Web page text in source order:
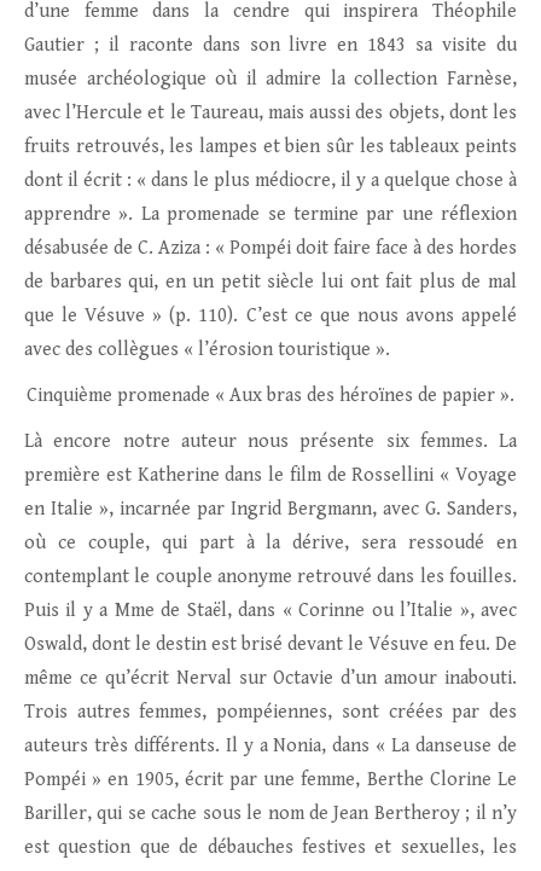
d’une femme dans la cendre qui inspirera Théophile
Gautier ; il raconte dans son livre en 1843 sa visite du
musée archéologique où il admire la collection Farnèse,
avec l’Hercule et le Taureau, mais aussi des objets, dont les
fruits retrouvés, les lampes et bien sûr les tableaux peints
dont il écrit : « dans le plus médiocre, il y a quelque chose à
apprendre ». La promenade se termine par une réflexion
désabusée de C. Aziza : « Pompéi doit faire face à des hordes
de barbares qui, en un petit siècle lui ont fait plus de mal
que le Vésuve » (p. 110). C’est ce que nous avons appelé
avec des collègues « l’érosion touristique ».
Cinquième promenade « Aux bras des héroïnes de papier ».
Là encore notre auteur nous présente six femmes. La
première est Katherine dans le film de Rossellini « Voyage
en Italie », incarnée par Ingrid Bergmann, avec G. Sanders,
où ce couple, qui part à la dérive, sera ressoudé en
contemplant le couple anonyme retrouvé dans les fouilles.
Puis il y a Mme de Staël, dans « Corinne ou l’Italie », avec
Oswald, dont le destin est brisé devant le Vésuve en feu. De
même ce qu’écrit Nerval sur Octavie d’un amour inabouti.
Trois autres femmes, pompéiennes, sont créées par des
auteurs très différents. Il y a Nonia, dans « La danseuse de
Pompéi » en 1905, écrit par une femme, Berthe Clorine Le
Bariller, qui se cache sous le nom de Jean Bertheroy ; il n’y
est question que de débauches festives et sexuelles, les